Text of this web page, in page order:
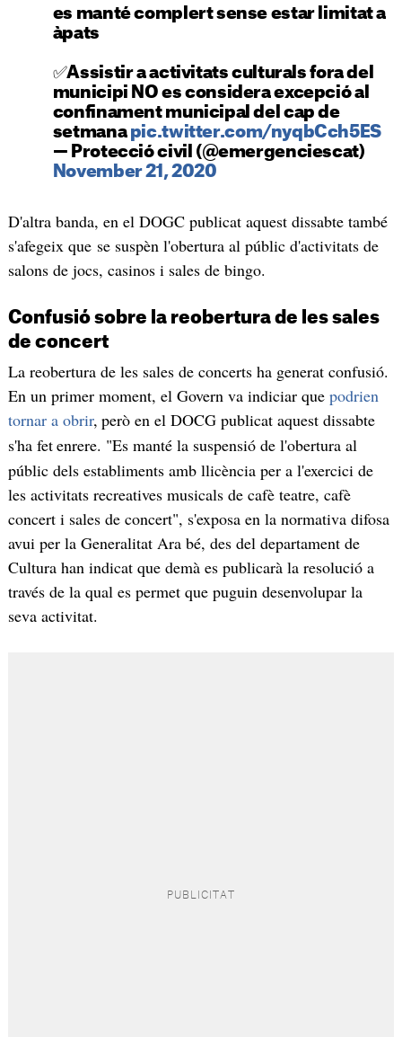
es manté complert sense estar limitat a
àpats
✅Assistir a activitats culturals fora del
municipi NO es considera excepció al
confinament municipal del cap de
setmana pic.twitter.com/nyqbCch5ES
— Protecció civil (@emergenciescat)
November 21, 2020
D'altra banda, en el DOGC publicat aquest dissabte també
s'afegeix que se suspèn l'obertura al públic d'activitats de
salons de jocs, casinos i sales de bingo.
Confusió sobre la reobertura de les sales
de concert
La reobertura de les sales de concerts ha generat confusió.
En un primer moment, el Govern va indiciar que podrien
tornar a obrir, però en el DOCG publicat aquest dissabte
s'ha fetenrere. "Es manté la suspensió de l'obertura al
públic dels establiments amb llicència per a l'exercici de
les activitats recreatives musicals de cafè teatre, cafè
concert i sales de concert", s'exposa en la normativa difosa
avui per la Generalitat Ara bé, des del departament de
Cultura han indicat que demà es publicarà la resolució a
través de la qual es permet que puguin desenvolupar la
seva activitat.